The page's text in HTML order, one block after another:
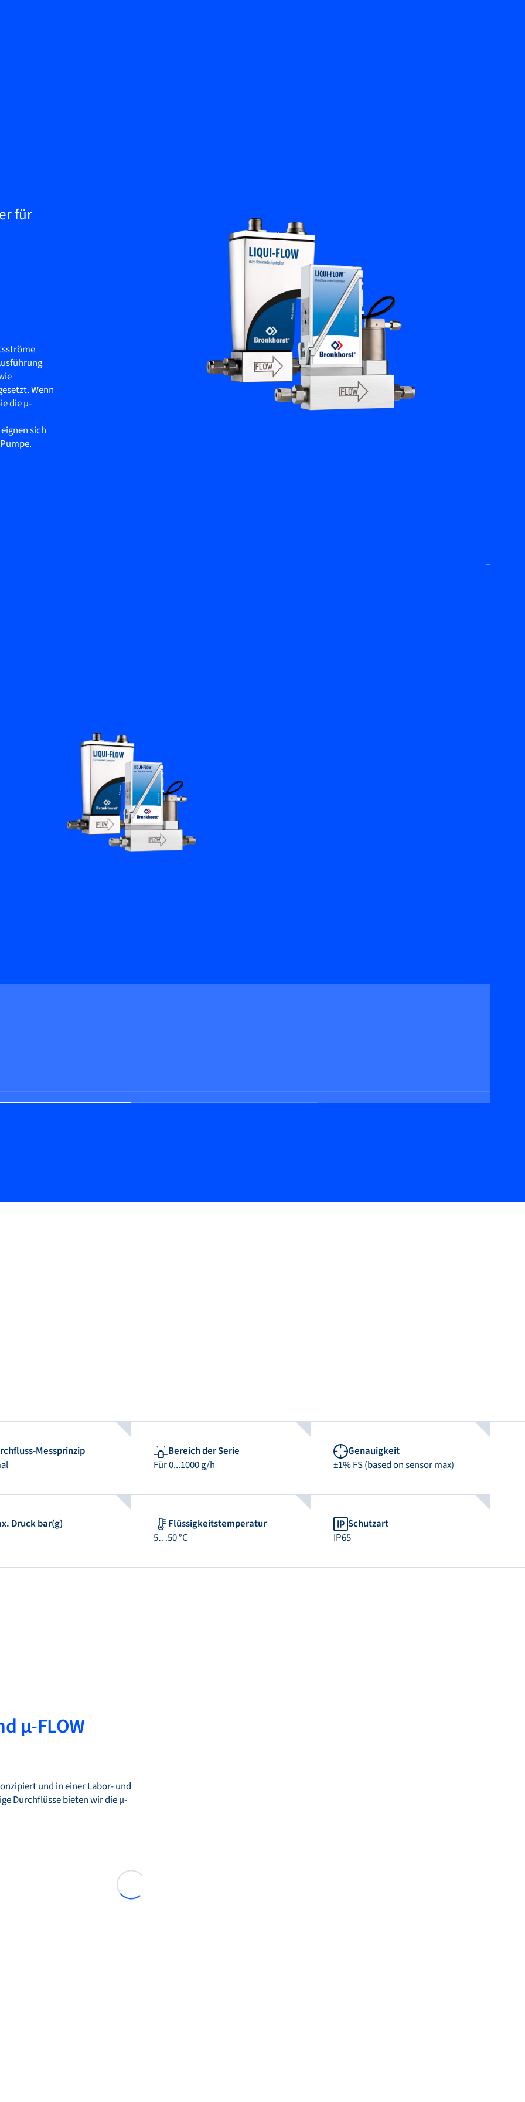
für
Wenn
die µ-
sich
Messprinzip
Bereich der Serie
Für 0...1000 g/h
Genauigkeit
±1% FS (based on sensor max)
Druck bar(g)
Flüssigkeitstemperatur
5…50 °C
Schutzart
IP65
µ-FLOW
und in einer Labor- und
Durchflüsse bieten wir die µ-